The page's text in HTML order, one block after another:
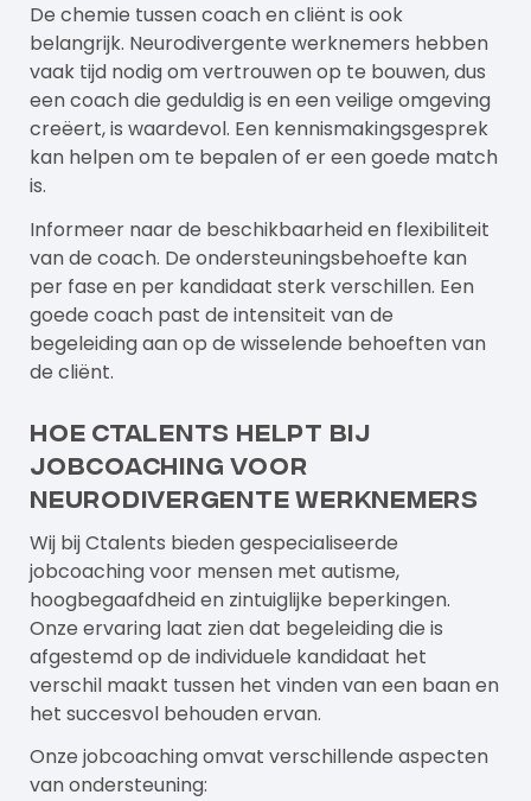
De chemie tussen coach en cliënt is ook
belangrijk. Neurodivergente werknemers hebben
vaak tijd nodig om vertrouwen op te bouwen, dus
een coach die geduldig is en een veilige omgeving
creëert, is waardevol. Een kennismakingsgesprek
kan helpen om te bepalen of er een goede match
is.
Informeer naar de beschikbaarheid en flexibiliteit
van de coach. De ondersteuningsbehoefte kan
per fase en per kandidaat sterk verschillen. Een
goede coach past de intensiteit van de
begeleiding aan op de wisselende behoeften van
de cliënt.
Hoe Ctalents helpt bij
jobcoaching voor
neurodivergente werknemers
Wij bij Ctalents bieden gespecialiseerde
jobcoaching voor mensen met autisme,
hoogbegaafdheid en zintuiglijke beperkingen.
Onze ervaring laat zien dat begeleiding die is
afgestemd op de individuele kandidaat het
verschil maakt tussen het vinden van een baan en
het succesvol behouden ervan.
Onze jobcoaching omvat verschillende aspecten
van ondersteuning: